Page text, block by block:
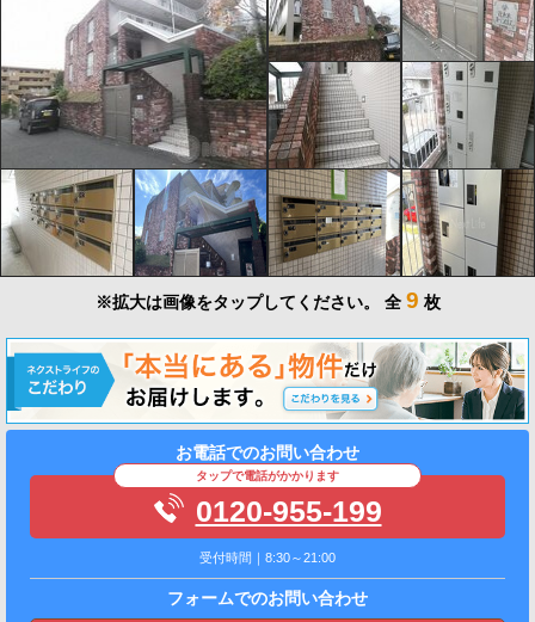
※拡大は画像をタップしてください。 全 9 枚
お電話でのお問い合わせ
タップで電話がかかります
0120-955-199
受付時間｜8:30～21:00
フォームでのお問い合わせ